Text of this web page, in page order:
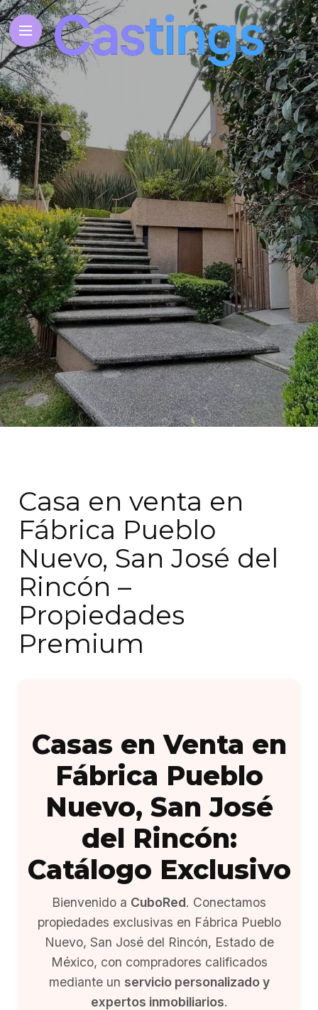
Casa en venta en
Fábrica Pueblo
Nuevo, San José del
Rincón –
Propiedades
Premium
Casas en Venta en
Fábrica Pueblo
Nuevo, San José
del Rincón:
Catálogo Exclusivo
Bienvenido a CuboRed. Conectamos
propiedades exclusivas en Fábrica Pueblo
Nuevo, San José del Rincón, Estado de
México, con compradores calificados
mediante un servicio personalizado y
expertos inmobiliarios.